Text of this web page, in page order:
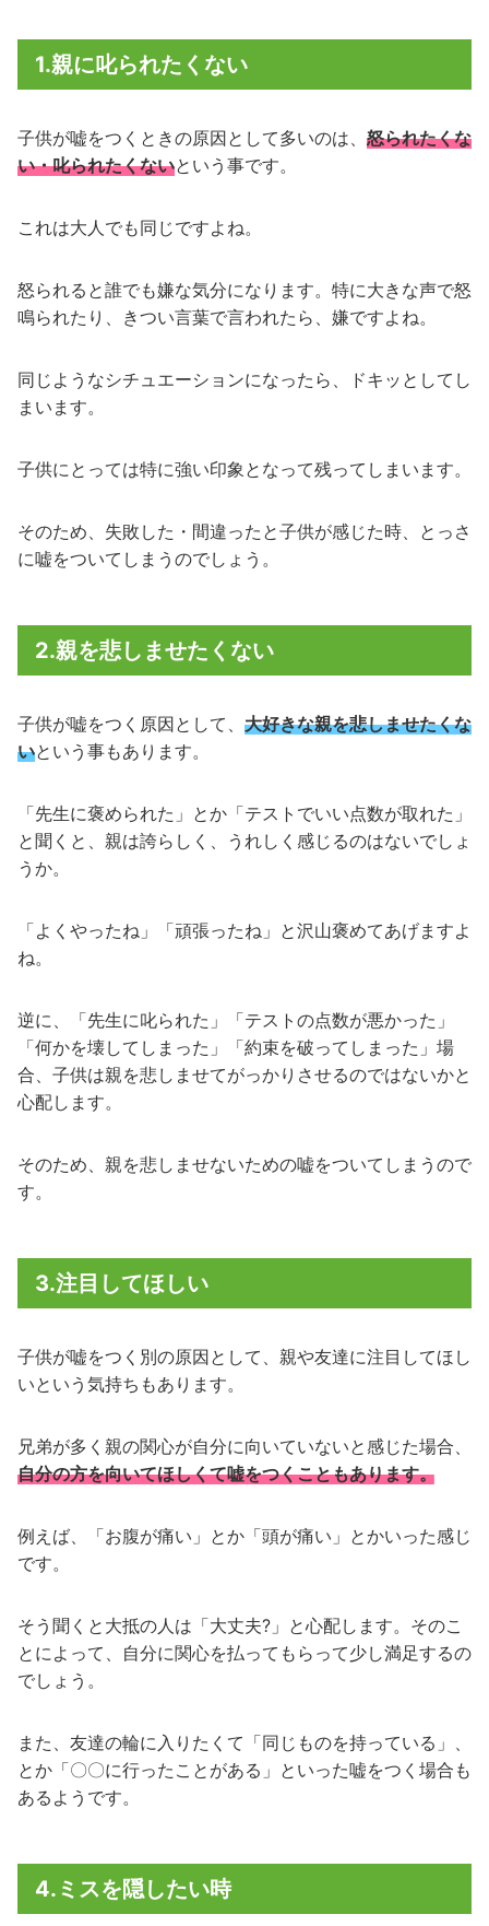
1.親に叱られたくない
子供が嘘をつくときの原因として多いのは、 怒られたくな
い・叱られたくないという事です。
これは大人でも同じですよね。
怒られると誰でも嫌な気分になります。特に大きな声で怒
鳴られたり、きつい言葉で言われたら、嫌ですよね。
同じようなシチュエーションになったら、ドキッとしてし
まいます。
子供にとっては特に強い印象となって残ってしまいます。
そのため、失敗した・間違ったと子供が感じた時、とっさ
に嘘をついてしまうのでしょう。
2.親を悲しませたくない
子供が嘘をつく原因として、 大好きな親を悲しませたくな
いという事もあります。
「先生に褒められた」とか「テストでいい点数が取れた」
と聞くと、親は誇らしく、うれしく感じるのはないでしょ
うか。
「よくやったね」「頑張ったね」と沢山褒めてあげますよ
ね。
逆に、「先生に叱られた」「テストの点数が悪かった」
「何かを壊してしまった」「約束を破ってしまった」場
合、子供は親を悲しませてがっかりさせるのではないかと
心配します。
そのため、親を悲しませないための嘘をついてしまうので
す。
3.注目してほしい
子供が嘘をつく別の原因として、親や友達に注目してほし
いという気持ちもあります。
兄弟が多く親の関心が自分に向いていないと感じた場合、
自分の方を向いてほしくて嘘をつくこともあります。
例えば、「お腹が痛い」とか「頭が痛い」とかいった感じ
です。
そう聞くと大抵の人は「大丈夫?」と心配します。そのこ
とによって、自分に関心を払ってもらって少し満足するの
でしょう。
また、友達の輪に入りたくて「同じものを持っている」、
とか「〇〇に行ったことがある」といった嘘をつく場合も
あるようです。
4.ミスを隠したい時